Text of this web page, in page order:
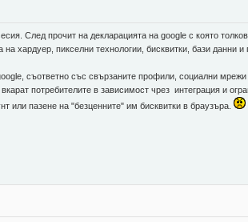
След прочит на декларацията на google с която
пикселни технологии, бисквитки, бази данни и
съответно със свързаните профили, социални мрежи
потребителите в зависимост чрез интеграция и
или пазене на "безценните" им бисквитки в браузъра.